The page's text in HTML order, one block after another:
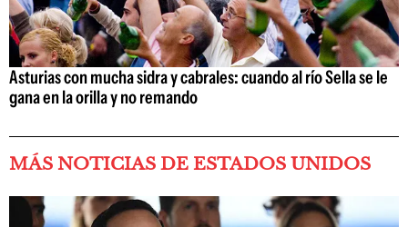
Asturias con mucha sidra y cabrales: cuando al río Sella se le
gana en la orilla y no remando
MÁS NOTICIAS DE ESTADOS UNIDOS